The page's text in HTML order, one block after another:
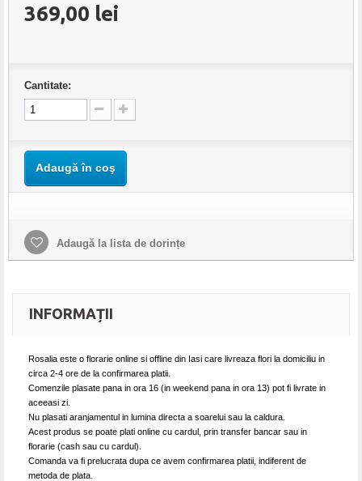
369,00 lei
Cantitate:
Adaugă în coş
Adaugă la lista de dorințe
INFORMAȚII
Rosalia este o florarie online si offline din Iasi care livreaza flori la domiciliu in
circa 2-4 ore de la confirmarea platii.
Comenzile plasate pana in ora 16 (in weekend pana in ora 13) pot fi livrate in
aceeasi zi.
Nu plasati aranjamentul in lumina directa a soarelui sau la caldura.
Acest produs se poate plati online cu cardul, prin transfer bancar sau in
florarie (cash sau cu cardul).
Comanda va fi prelucrata dupa ce avem confirmarea platii, indiferent de
metoda de plata.